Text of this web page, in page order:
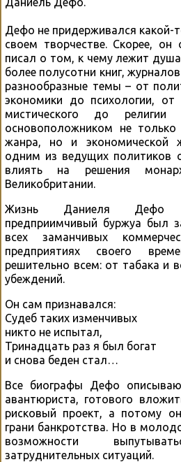
Дефо не придерживался какой-
своем творчестве. Скорее, он
писал о том, к чему лежит
более полусотни книг,
разнообразные темы – от
экономики до психологии, от
мистического до
основоположником не только
жанра, но и экономической
одним из ведущих политиков
влиять на решения
Великобритании.
Жизнь Даниеля Дефо
предприимчивый буржуа был
всех заманчивых
предприятиях своего
решительно всем: от табака и
убеждений.
Он сам признавался:
Судеб таких изменчивых
никто не испытал,
Тринадцать раз я был богат
и снова беден стал…
Все биографы Дефо
авантюриста, готового
рисковый проект, а потому
грани банкротства. Но в
возможности
затруднительных ситуаций.